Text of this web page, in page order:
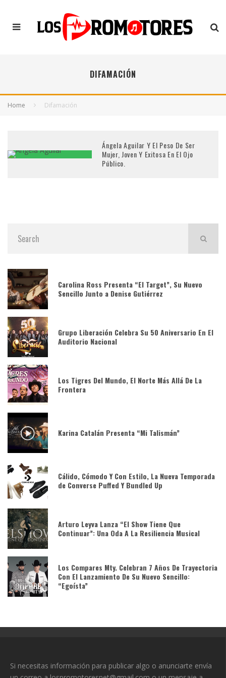
DIFAMACIÓN
Home Difamación
Ángela Aguilar Y El Peso De Ser
Mujer, Joven Y Exitosa En El Ojo
Público.
Carolina Ross Presenta “El Target”, Su Nuevo
Sencillo Junto a Denise Gutiérrez
Grupo Liberación Celebra Su 50 Aniversario En El
Auditorio Nacional
Los Tigres Del Mundo, El Norte Más Allá De La
Frontera
Karina Catalán Presenta “Mi Talismán”
Cálido, Cómodo Y Con Estilo, La Nueva Temporada
de Converse Puffed Y Bundled Up
Arturo Leyva Lanza “El Show Tiene Que
Continuar”: Una Oda A La Resiliencia Musical
Los Compares Mty. Celebran 7 Años De Trayectoria
Con El Lanzamiento De Su Nuevo Sencillo:
“Egoísta”
Si necesitas información para publicar algo o anunciarte envía